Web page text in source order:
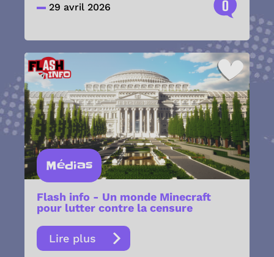
29 avril 2026 0
Médias
Flash info - Un monde Minecraft
pour lutter contre la censure
Lire plus